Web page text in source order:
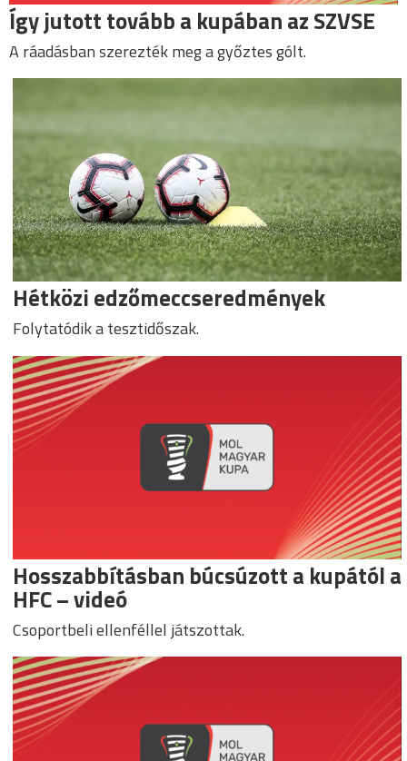
Így jutott tovább a kupában az SZVSE
A ráadásban szerezték meg a győztes gólt.
Hétközi edzőmeccseredmények
Folytatódik a tesztidőszak.
Hosszabbításban búcsúzott a kupától a
HFC – videó
Csoportbeli ellenféllel játszottak.